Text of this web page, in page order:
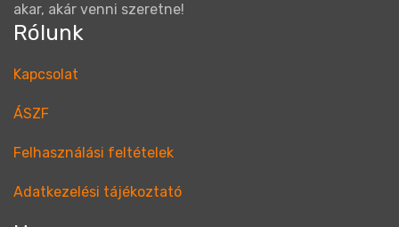
akar, akár venni szeretne!
Rólunk
Kapcsolat
ÁSZF
Felhasználási feltételek
Adatkezelési tájékoztató